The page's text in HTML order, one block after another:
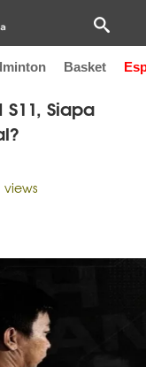
Basket
S11, Siapa
views